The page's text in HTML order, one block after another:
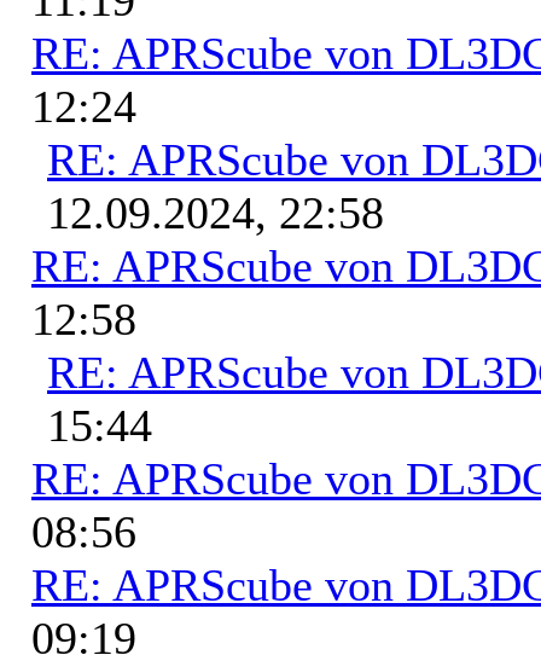
RE: APRScube von
12:24
RE: APRScube von
12.09.2024, 22:58
RE: APRScube von
12:58
RE: APRScube von
15:44
RE: APRScube von
08:56
RE: APRScube von
09:19